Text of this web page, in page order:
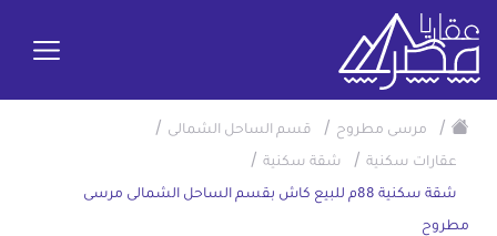
/ مرسى مطروح / قسم الساحل الشمالى /
عقارات سكنية / شقة سكنية /
شقة سكنية 88م للبيع كاش بقسم الساحل الشمالى مرسى
مطروح